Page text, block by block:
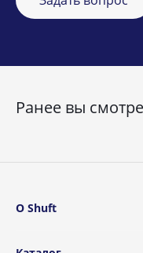
Ранее вы
О Shuft